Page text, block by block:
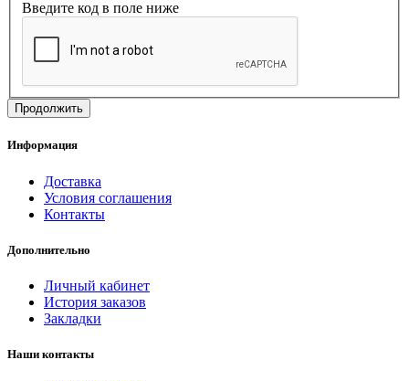
Введите код в поле ниже
Продолжить
Информация
Доставка
Условия соглашения
Контакты
Дополнительно
Личный кабинет
История заказов
Закладки
Наши контакты